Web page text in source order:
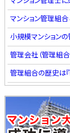
マンション管理組
小規模マンション
管理会社（管理組合
管理組合の歴史は